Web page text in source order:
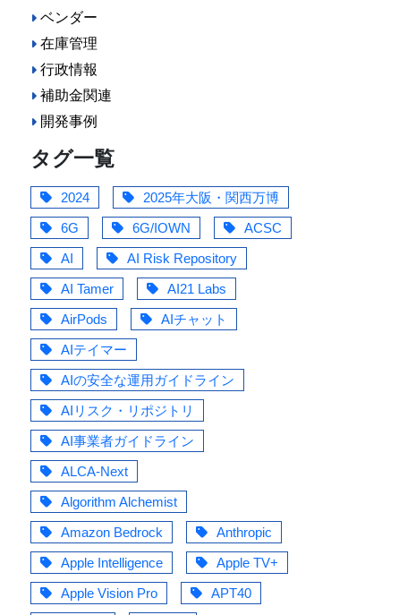
ベンダー
在庫管理
行政情報
補助金関連
開発事例
タグ一覧
2024
2025年大阪・関西万博
6G
6G/IOWN
ACSC
AI
AI Risk Repository
AI Tamer
AI21 Labs
AirPods
AIチャット
AIテイマー
AIの安全な運用ガイドライン
AIリスク・リポジトリ
AI事業者ガイドライン
ALCA-Next
Algorithm Alchemist
Amazon Bedrock
Anthropic
Apple Intelligence
Apple TV+
Apple Vision Pro
APT40